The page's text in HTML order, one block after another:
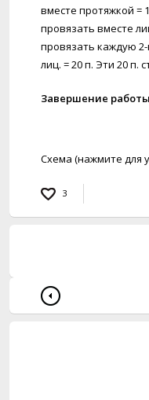
вместе протяжкой =
провязать вместе
провязать каждую 2-
лиц. = 20 п. Эти 20 п.
Завершение
Схема (нажмите для
3